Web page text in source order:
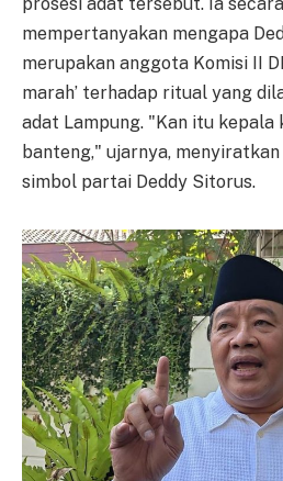
mempertanyakan mengapa
merupakan anggota Komisi II
marah’ terhadap ritual yang
adat Lampung. "Kan itu kepala
banteng," ujarnya,
simbol partai Deddy Sitorus.